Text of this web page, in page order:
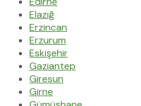
Elazığ
Erzincan
Erzurum
Eskişehir
Gaziantep
Giresun
Girne